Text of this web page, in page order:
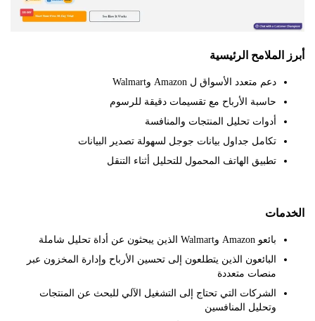
الرئيسية
دعم متعدد الأسواق ل Amazon وWalmart
حاسبة الأرباح مع تقسيمات دقيقة للرسوم
أدوات تحليل المنتجات والمنافسة
تكامل جداول بيانات جوجل لسهولة تصدير البيانات
تطبيق الهاتف المحمول للتحليل أثناء التنقل
البائعون الذين يتطلعون إلى تحسين الأرباح وإدارة المخزون عبر
منصات متعددة
الشركات التي تحتاج إلى التشغيل الآلي للبحث عن المنتجات
وتحليل المنافسين